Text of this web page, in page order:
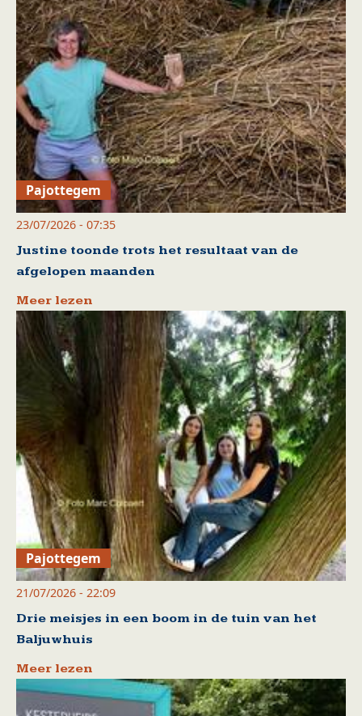
Pajottegem
23/07/2026 - 07:35
Justine toonde trots het resultaat van de
afgelopen maanden
Meer lezen
Pajottegem
21/07/2026 - 22:09
Drie meisjes in een boom in de tuin van het
Baljuwhuis
Meer lezen